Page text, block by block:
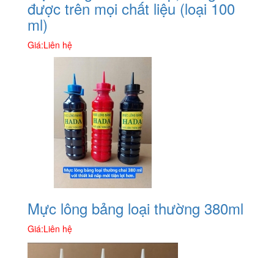
được trên mọi chất liệu (loại 100
ml)
Giá:Liên hệ
Mực lông bảng loại thường 380ml
Giá:Liên hệ